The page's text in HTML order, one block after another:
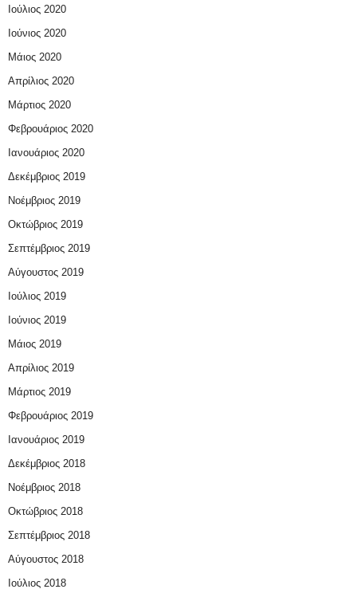
Ιούλιος 2020
Ιούνιος 2020
Μάιος 2020
Απρίλιος 2020
Μάρτιος 2020
Φεβρουάριος 2020
Ιανουάριος 2020
Δεκέμβριος 2019
Νοέμβριος 2019
Οκτώβριος 2019
Σεπτέμβριος 2019
Αύγουστος 2019
Ιούλιος 2019
Ιούνιος 2019
Μάιος 2019
Απρίλιος 2019
Μάρτιος 2019
Φεβρουάριος 2019
Ιανουάριος 2019
Δεκέμβριος 2018
Νοέμβριος 2018
Οκτώβριος 2018
Σεπτέμβριος 2018
Αύγουστος 2018
Ιούλιος 2018